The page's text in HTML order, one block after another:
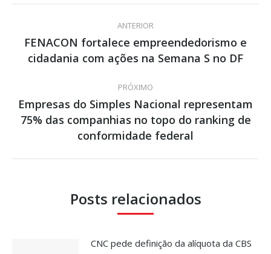
Navegação
de
post:
ANTERIOR
Post
anterior:
FENACON fortalece empreendedorismo e
cidadania com ações na Semana S no DF
PRÓXIMO
Próximo
post:
Empresas do Simples Nacional representam
75% das companhias no topo do ranking de
conformidade federal
Posts relacionados
CNC pede definição da alíquota da CBS